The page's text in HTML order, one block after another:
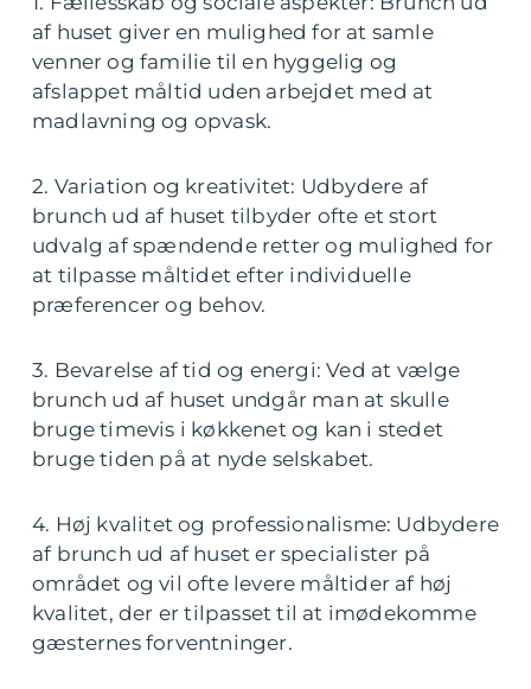
af huset giver en mulighed for at samle
venner og familie til en hyggelig og
afslappet måltid uden arbejdet med at
madlavning og opvask.
2. Variation og kreativitet: Udbydere af
brunch ud af huset tilbyder ofte et stort
udvalg af spændende retter og mulighed for
at tilpasse måltidet efter individuelle
præferencer og behov.
3. Bevarelse af tid og energi: Ved at vælge
brunch ud af huset undgår man at skulle
bruge timevis i køkkenet og kan i stedet
bruge tiden på at nyde selskabet.
4. Høj kvalitet og professionalisme: Udbydere
af brunch ud af huset er specialister på
området og vil ofte levere måltider af høj
kvalitet, der er tilpasset til at imødekomme
gæsternes forventninger.